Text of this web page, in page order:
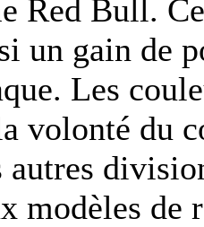
Red Bull.
un gain de
Les
volonté du
modèles de